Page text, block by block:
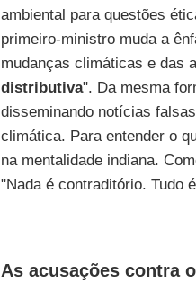
ambiental para questões
primeiro-ministro muda a
mudanças climáticas e das
distributiva". Da mesma
disseminando notícias
climática. Para entender o
na mentalidade indiana.
"Nada é contraditório. Tudo
As acusações contra